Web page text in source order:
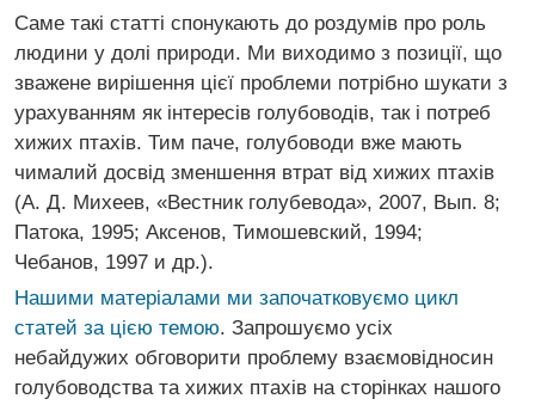
Саме такі статті спонукають до роздумів про роль
людини у долі природи. Ми виходимо з позиції, що
зважене вирішення цієї проблеми потрібно шукати з
урахуванням як інтересів голубоводів, так і потреб
хижих птахів. Тим паче, голубоводи вже мають
чималий досвід зменшення втрат від хижих птахів
(А. Д. Михеев, «Вестник голубевода», 2007, Вып. 8;
Патока, 1995; Аксенов, Тимошевский, 1994;
Чебанов, 1997 и др.).
Нашими матеріалами ми започатковуємо цикл
статей за цією темою. Запрошуємо усіх
небайдужих обговорити проблему взаємовідносин
голубоводства та хижих птахів на сторінках нашого